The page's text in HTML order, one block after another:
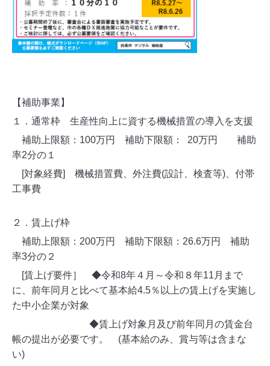
【補助事業】
１．通常枠 生産性向上に資する機械措置の導入を支援
補助上限額：100万円 補助下限額： 20万円 補助
率2分の１
[対象経費] 機械措置費、外注費(設計、検査等)、付帯
工事費
２．賃上げ枠
補助上限額：200万円 補助下限額：26.6万円 補助
率3分の２
[賃上げ要件］ ◆令和8年４月～令和８年11月まで
に、前年同月と比べて基本給4.5％以上の賃上げを実施し
た中小企業が対象
◆賃上げ対象月及び前年同月の賃金台
帳の提出が必要です。 (基本給のみ、賞与等は含まな
い)